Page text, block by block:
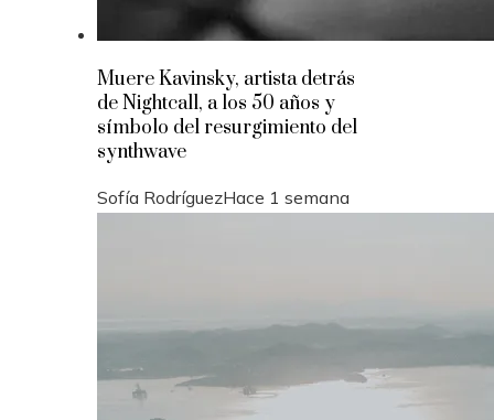
Muere Kavinsky, artista detrás
de Nightcall, a los 50 años y
símbolo del resurgimiento del
synthwave
Sofía RodríguezHace 1 semana